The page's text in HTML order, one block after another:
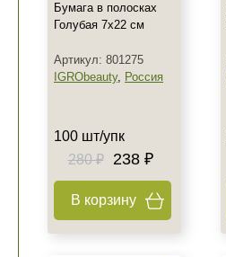
Бумага в полосках
Голубая 7х22 см
Артикул: 801275
IGRObeauty, Россия
100 шт/упк
280 ₽
238 ₽
В корзину